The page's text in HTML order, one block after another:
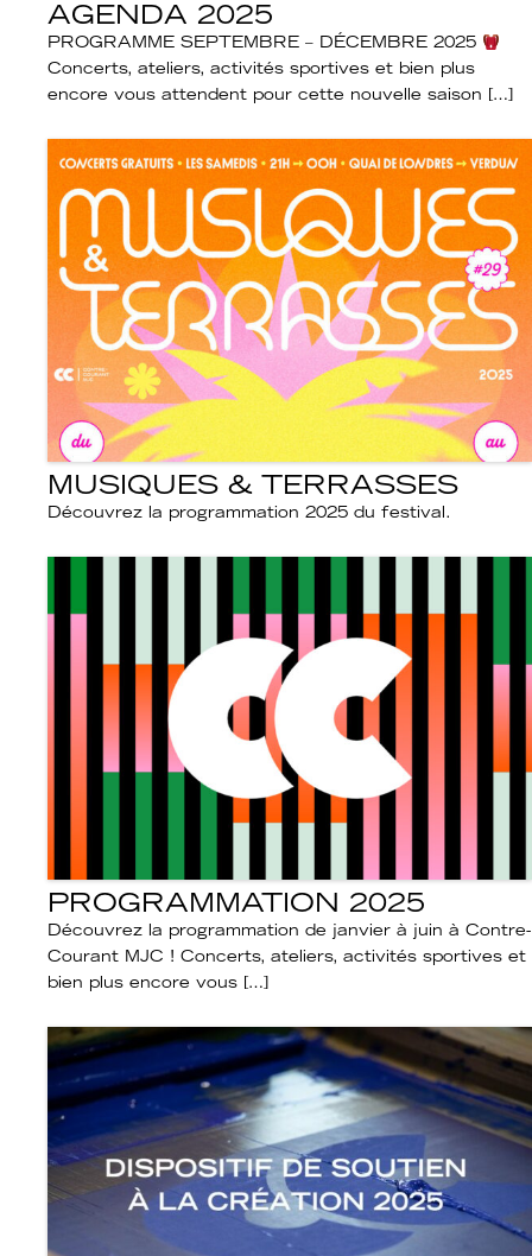
AGENDA 2025
PROGRAMME SEPTEMBRE – DÉCEMBRE 2025
Concerts, ateliers, activités sportives et bien plus
encore vous attendent pour cette nouvelle saison […]
MUSIQUES & TERRASSES
Découvrez la programmation 2025 du festival.
PROGRAMMATION 2025
Découvrez la programmation de janvier à juin à Contre-
Courant MJC ! Concerts, ateliers, activités sportives et
bien plus encore vous […]